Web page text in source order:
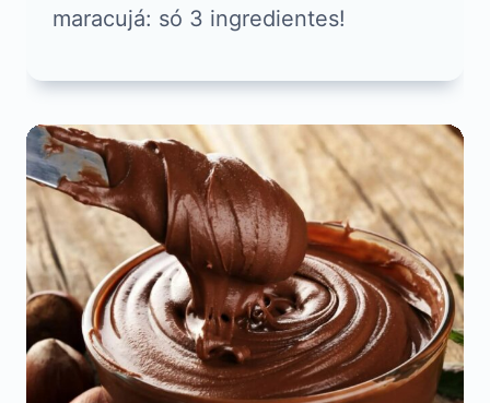
maracujá: só 3 ingredientes!